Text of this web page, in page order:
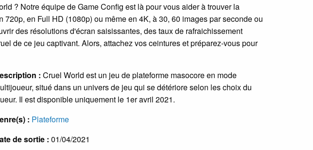
? Notre équipe de Game Config est là pour vous aider à trouver la
en Full HD (1080p) ou même en 4K, à 30, 60 images par seconde ou
des résolutions d'écran saisissantes, des taux de rafraichissement
de ce jeu captivant. Alors, attachez vos ceintures et préparez-vous pour
: Cruel World est un jeu de plateforme masocore en mode
situé dans un univers de jeu qui se détériore selon les choix du
Il est disponible uniquement le 1er avril 2021.
: Plateforme
de sortie : 01/04/2021